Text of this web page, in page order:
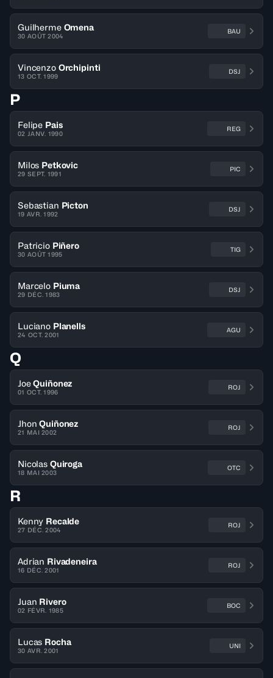
Guilherme Omena
30 AOÛT 2004
BAU
Vincenzo Orchipinti
13 OCT. 1999
DSJ
P
Felipe Pais
02 JANV. 1990
REG
Milos Petkovic
29 SEPT. 1991
PIC
Sebastian Picton
19 AVR. 1992
DSJ
Patricio Piñero
30 AOÛT 1995
TIG
Marcelo Piuma
29 DÉC. 1983
DSJ
Luciano Planells
24 OCT. 2001
AGU
Q
Joe Quiñonez
01 OCT. 1996
ROJ
Jhon Quiñonez
21 MAI 2002
ROJ
Nicolas Quiroga
18 MAI 2003
OTC
R
Kenny Recalde
27 DÉC. 2004
ROJ
Adrian Rivadeneira
16 DÉC. 2001
ROJ
Juan Rivero
02 FÉVR. 1985
BOC
Lucas Rocha
30 AVR. 2001
UNI